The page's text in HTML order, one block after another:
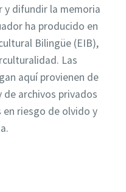
y difundir la memoria
ha producido en
Bilingüe (EIB),
Las
aquí provienen de
archivos privados
riesgo de olvido y